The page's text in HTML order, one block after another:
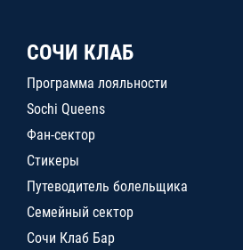
СОЧИ КЛАБ
Программа лояльности
Sochi Queens
Фан-сектор
Стикеры
Путеводитель болельщика
Семейный сектор
Сочи Клаб Бар